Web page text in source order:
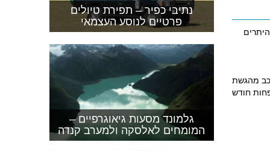
מהגשת
חודש
נתיבי כפיר – תפירת טיולים
פרטיים לנוסע העצמאי
גלמונד מסעות גיאוגרפיים –
המומחים לאלסקה ולמערב קנדה